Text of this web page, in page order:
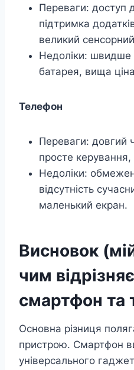
Переваги: доступ
підтримка
великий
Недоліки: швидше
батарея, вища
Телефон
Переваги: довгий
просте керування,
Недоліки:
відсутність
маленький екран.
Висновок
чим
смартфон та
Основна різниця
пристрою. Смартфон
універсального